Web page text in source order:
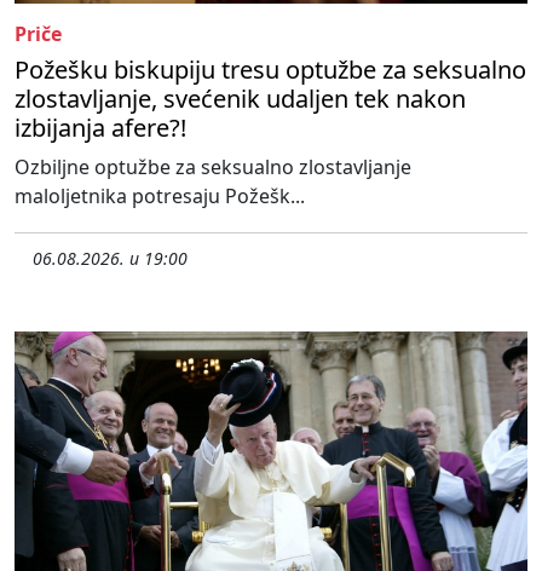
Priče
Požešku biskupiju tresu optužbe za seksualno
zlostavljanje, svećenik udaljen tek nakon
izbijanja afere?!
Ozbiljne optužbe za seksualno zlostavljanje
maloljetnika potresaju Požešk...
06.08.2026. u 19:00